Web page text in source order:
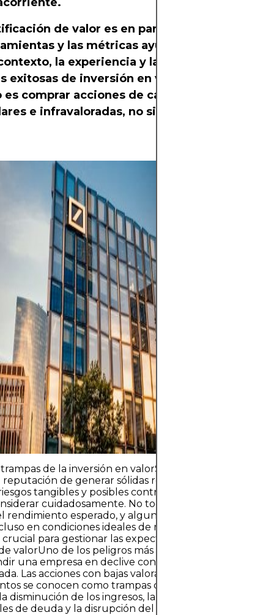
de valor es en parte ciencia, en parte
y las métricas ayudan a analizar el
la experiencia y la ejecución definen
exitosas de inversión en valor. En última
comprar acciones de calidad cuando son
e infravaloradas, no simplemente cuando
trampas de la inversión en valorSi bien la inversión en
de generar sólidas rentabilidades a largo
tangibles y posibles contratiempos que los
cuidadosamente. No todas las acciones
rendimiento esperado, y algunas podrían no
en condiciones ideales de mercado. Comprender
crucial para gestionar las expectativas y proteger las
valorUno de los peligros más comunes en la
una empresa en declive con una temporalmente
Las acciones con bajas valoraciones debido al
se conocen como trampas de valor. Las señales de
disminución de los ingresos, la reducción de los
de deuda y la disrupción del sector.